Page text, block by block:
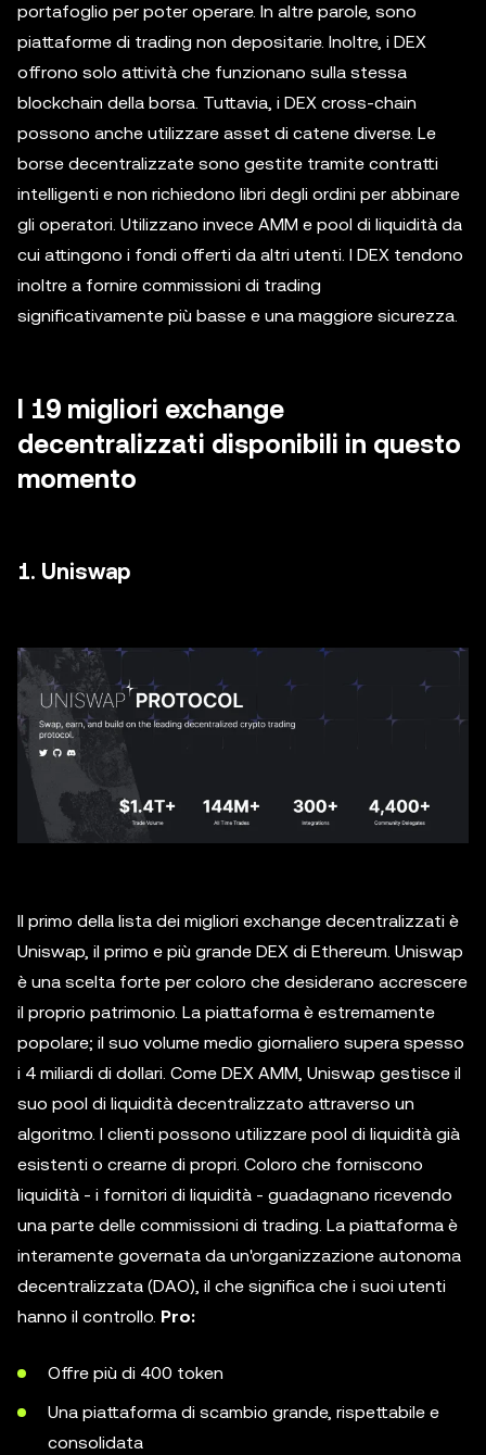
portafoglio per poter operare. In altre parole, sono
piattaforme di trading non depositarie. Inoltre, i DEX
offrono solo attività che funzionano sulla stessa
blockchain della borsa. Tuttavia, i DEX cross-chain
possono anche utilizzare asset di catene diverse. Le
borse decentralizzate sono gestite tramite contratti
intelligenti e non richiedono libri degli ordini per abbinare
gli operatori. Utilizzano invece AMM e pool di liquidità da
cui attingono i fondi offerti da altri utenti. I DEX tendono
inoltre a fornire commissioni di trading
significativamente più basse e una maggiore sicurezza.
I 19 migliori exchange
decentralizzati disponibili in questo
momento
1. Uniswap
Il primo della lista dei migliori exchange decentralizzati è
Uniswap, il primo e più grande DEX di Ethereum. Uniswap
è una scelta forte per coloro che desiderano accrescere
il proprio patrimonio. La piattaforma è estremamente
popolare; il suo volume medio giornaliero supera spesso
i 4 miliardi di dollari. Come DEX AMM, Uniswap gestisce il
suo pool di liquidità decentralizzato attraverso un
algoritmo. I clienti possono utilizzare pool di liquidità già
esistenti o crearne di propri. Coloro che forniscono
liquidità - i fornitori di liquidità - guadagnano ricevendo
una parte delle commissioni di trading. La piattaforma è
interamente governata da un'organizzazione autonoma
decentralizzata (DAO), il che significa che i suoi utenti
hanno il controllo. Pro:
Offre più di 400 token
Una piattaforma di scambio grande, rispettabile e
consolidata